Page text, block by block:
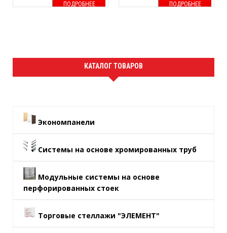
ПОДРОБНЕЕ ПОДРОБНЕЕ
КАТАЛОГ ТОВАРОВ
Экономпанели
Системы на основе хромированных труб
Модульные системы на основе
перфорированных стоек
Торговые стеллажи "ЭЛЕМЕНТ"